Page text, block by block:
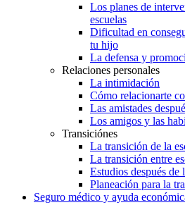
Los planes de
escuelas
Dificultad en
tu hijo
La defensa y
Relaciones personales
La intimidación
Cómo relacionarte
Las amistades
Los amigos y las
Transiciónes
La transición de la
La transición entre
Estudios después de
Planeación para la
Seguro médico y ayuda